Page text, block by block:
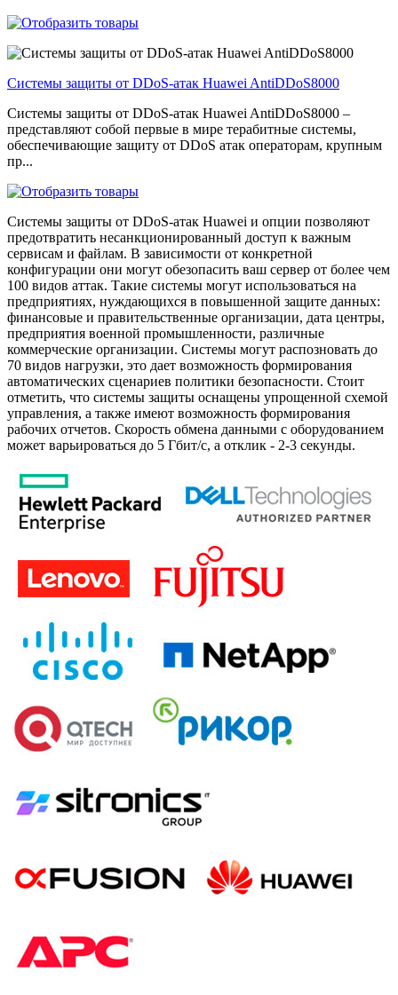
Системы защиты от DDoS-атак Huawei AntiDDoS8000
Системы защиты от DDoS-атак Huawei AntiDDoS8000 –
представляют собой первые в мире терабитные системы,
обеспечивающие защиту от DDoS атак операторам, крупным
пр...
Системы защиты от DDoS-атак Huawei и опции позволяют
предотвратить несанкционированный доступ к важным
сервисам и файлам. В зависимости от конкретной
конфигурации они могут обезопасить ваш сервер от более чем
100 видов аттак. Такие системы могут использоваться на
предприятиях, нуждающихся в повышенной защите данных:
финансовые и правительственные организации, дата центры,
предприятия военной промышленности, различные
коммерческие организации. Системы могут распозновать до
70 видов нагрузки, это дает возможность формирования
автоматических сценариев политики безопасности. Стоит
отметить, что системы защиты оснащены упрощенной схемой
управления, а также имеют возможность формирования
рабочих отчетов. Скорость обмена данными с оборудованием
может варьироваться до 5 Гбит/c, а отклик - 2-3 секунды.